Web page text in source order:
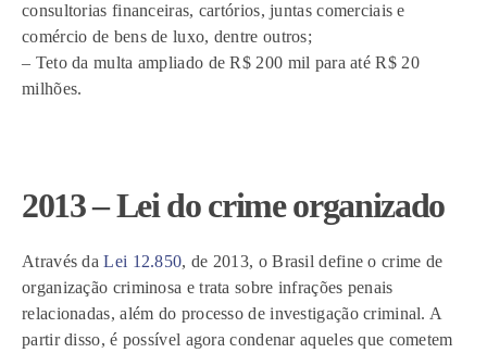
consultorias financeiras, cartórios, juntas comerciais e
comércio de bens de luxo, dentre outros;
– Teto da multa ampliado de R$ 200 mil para até R$ 20
milhões.
2013 – Lei do crime organizado
Através daLei 12.850, de 2013, o Brasil define o crime de
organização criminosa e trata sobre infrações penais
relacionadas, além do processo de investigação criminal. A
partir disso, é possível agora condenar aqueles que cometem